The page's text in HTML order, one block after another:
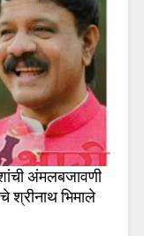
अंमलबजावणी
श्रीनाथ भिमाले